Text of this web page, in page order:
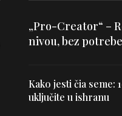
„Pro-Creator“ –
nivou, bez
Kako jesti čia seme:
uključite u ishranu